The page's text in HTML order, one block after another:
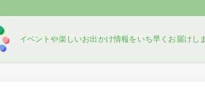
イベントや楽しいお出かけ情報をいち早くお届けし